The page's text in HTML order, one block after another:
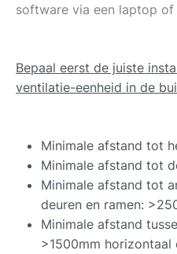
software via een laptop of
Bepaal eerst de juiste
ventilatie-eenheid in de
Minimale afstand tot
Minimale afstand tot
Minimale afstand tot
deuren en ramen:
Minimale afstand
>1500mm horizontaal